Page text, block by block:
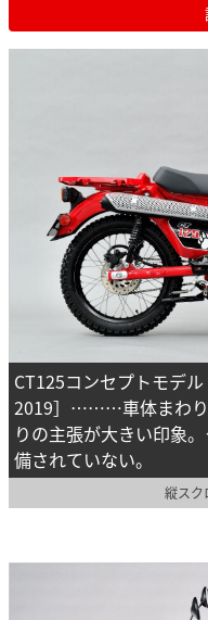
CT125コンセプトモデ
2019］………車体まわり
りの主張が大きい印象
備されていない。
縦スク